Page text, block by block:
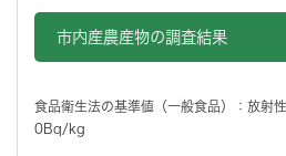
市内産農産物の調査結果
食品衛生法の基準値（一般食品）：放射
0Bq/kg